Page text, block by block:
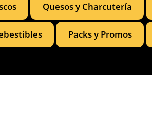
Quesos y Charcutería
Packs y Promos